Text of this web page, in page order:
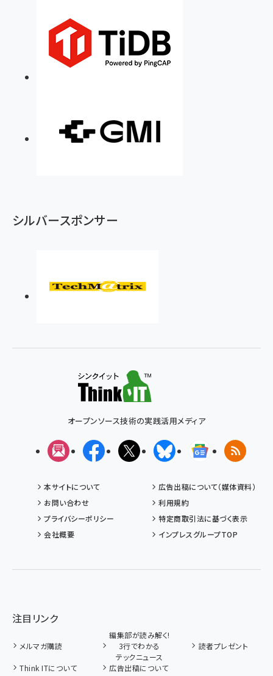
シルバースポンサー
オープンソース技術の実践活用メディア
メルマガFacebookX(エックス)BlueskyGoogleニュ
RSS
本サイトについて
広告出稿について（媒体資料）
お問い合わせ
利用規約
プライバシーポリシー
特定商取引法に基づく表示
会社概要
インプレスグループTOP
注目リンク
メルマガ購読
編集部が読み解く!
3行でわかる
テックニュース
読者プレゼント
Think ITについて 広告出稿について